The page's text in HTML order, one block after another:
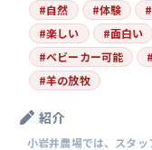
#自然 #体験 #
#楽しい #面白い
#ベビーカー可能
#羊の放牧
紹介
小岩井農場では、スタッ